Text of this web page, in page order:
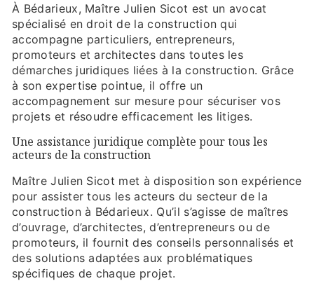
À Bédarieux, Maître Julien Sicot est un avocat
spécialisé en droit de la construction qui
accompagne particuliers, entrepreneurs,
promoteurs et architectes dans toutes les
démarches juridiques liées à la construction. Grâce
à son expertise pointue, il offre un
accompagnement sur mesure pour sécuriser vos
projets et résoudre efficacement les litiges.
Une assistance juridique complète pour tous les
acteurs de la construction
Maître Julien Sicot met à disposition son expérience
pour assister tous les acteurs du secteur de la
construction à Bédarieux. Qu’il s’agisse de maîtres
d’ouvrage, d’architectes, d’entrepreneurs ou de
promoteurs, il fournit des conseils personnalisés et
des solutions adaptées aux problématiques
spécifiques de chaque projet.